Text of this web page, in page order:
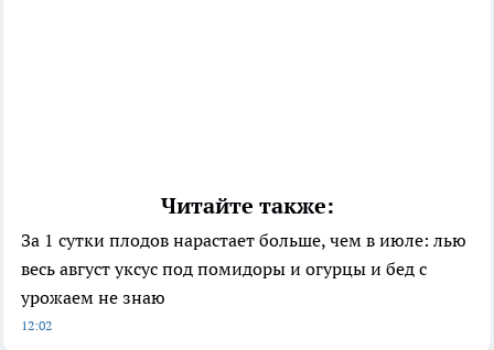
Читайте также:
За 1 сутки плодов нарастает больше, чем в июле: лью
весь август уксус под помидоры и огурцы и бед с
урожаем не знаю
12:02